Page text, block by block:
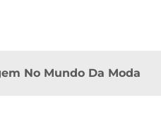
No Mundo Da Moda